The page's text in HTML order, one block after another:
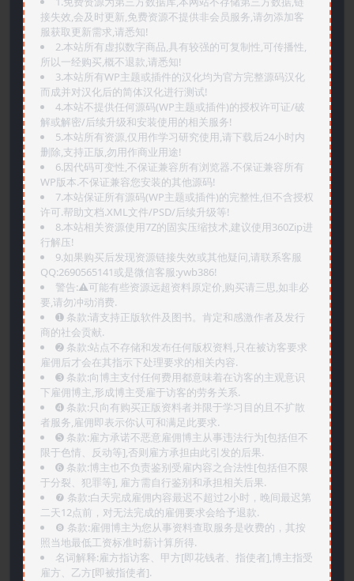
接失效,会及时更新,免费资源不提供非会员服务,请勿添加客
服获取更新需求,请悉知!
2.本站所有虚拟数字商品,具有较强的可复制性,可传播性,
所以一经购买,概不退款,请悉知!
3.本站所有WP主题或插件的汉化均为官方完整源码汉化
而成并对汉化后的简体汉化进行测试!
4.本站不提供任何源码(WP主题或插件)的授权许可证/破
解或解密/后续升级和安装使用的相关服务!
5.本站所有资源,仅用作学习研究使用,请下载后24小时内
删除,支持正版,勿用作商业用途!
6.因代码可变性,不保证兼容所有浏览器.不保证兼容所有
WP版本.不保证兼容您安装的其他源码!
7.本站保证所有源码(WP主题或插件)的完整性,但不含授权
许可.帮助文档.XML文件/PSD/后续升级等!
8.本站相关资源使用7Z的固实压缩技术,建议使用360Zip进
行解压!
9.如果购买后发现资源链接失效或其他疑问,请联系客服
QQ:2690565141或是微信客服:ywb386!
警告:⚠️可能有些资源远超资料原定价,购买请三思,如非必
要,请勿冲动消费.
➊️ 条款:请支持正版软件及图书。肯定和感激作者及发行
商的社会贡献.
➋️ 条款:站点不存储和发布任何版权资料,只在被访客要求
雇佣后才会在其指示下处理要求的相关内容.
➌️ 条款:向博主支付任何费用都意味着在访客的主观意识
下雇佣博主,形成博主受雇于访客的劳务关系.
➍️ 条款:只向有购买正版资料者并限于学习目的且不扩散
者服务,雇佣即表示你认可和满足此要求.
➎ 条款:雇方承诺不恶意雇佣博主从事违法行为[包括但不
限于色情、反动等],否则雇方承担由此引发的后果.
➏️ 条款:博主也不负责鉴别受雇内容之合法性[包括但不限
于分裂、犯罪等], 雇方需自行鉴别和承担相关后果.
❼ 条款:白天完成雇佣内容最迟不超过2小时，晚间最迟第
二天12点前，对无法完成的雇佣要求会给予退款.
❽ 条款:雇佣博主为您从事资料查取服务是收费的，其按
照当地最低工资标准时薪计算所得.
名词解释:雇方指访客、甲方[即花钱者、指使者],博主指受
雇方、乙方[即被指使者].